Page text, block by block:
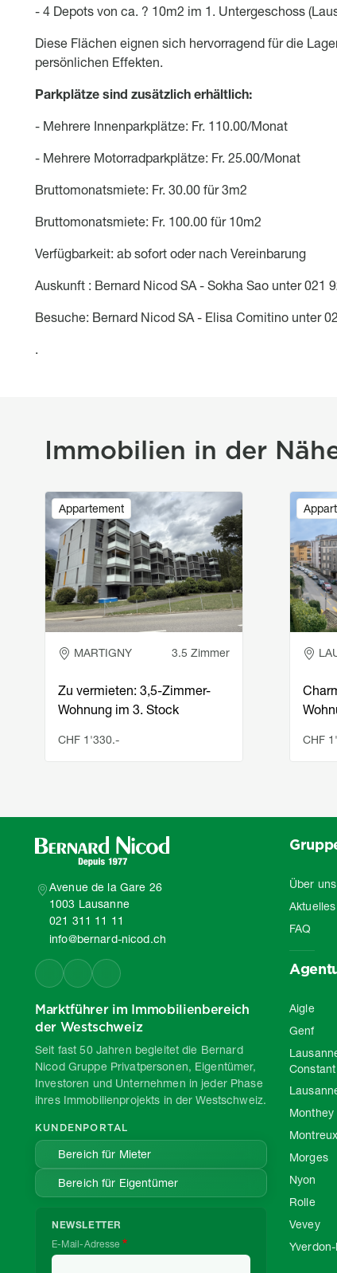
- 4 Depots von ca. ? 10m2 im 1. Untergeschoss
Diese Flächen eignen sich hervorragend für die
persönlichen Effekten.
Parkplätze sind zusätzlich erhältlich:
- Mehrere Innenparkplätze: Fr. 110.00/Monat
- Mehrere Motorradparkplätze: Fr. 25.00/Monat
Bruttomonatsmiete: Fr. 30.00 für 3m2
Bruttomonatsmiete: Fr. 100.00 für 10m2
Verfügbarkeit: ab sofort oder nach Vereinbarung
Auskunft : Bernard Nicod SA - Sokha Sao unter 021
Besuche: Bernard Nicod SA - Elisa Comitino unter
.
Immobilien in der
Appartement
Image
MARTIGNY 3.5 Zimmer
Zu vermieten: 3,5-Zimmer-
Wohnung im 3. Stock
CHF 1'330.-
Image
CHF
Avenue de la Gare 26
1003 Lausanne
021 311 11 11
info@bernard-nicod.ch
Marktführer im Immobilienbereich
der Westschweiz
Seit fast 50 Jahren begleitet die Bernard
Nicod Gruppe Privatpersonen, Eigentümer,
Investoren und Unternehmen in jeder Phase
ihres Immobilienprojekts in der Westschweiz.
KUNDENPORTAL
Bereich für Mieter
Bereich für Eigentümer
NEWSLETTER
E-Mail-Adresse
Über uns
Aktuelles
FAQ
Aigle
Genf
Constant
Monthey
Montreux
Morges
Nyon
Rolle
Vevey